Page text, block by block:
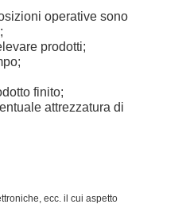
operative sono
prodotti;
finito;
attrezzatura di
ecc. il cui aspetto